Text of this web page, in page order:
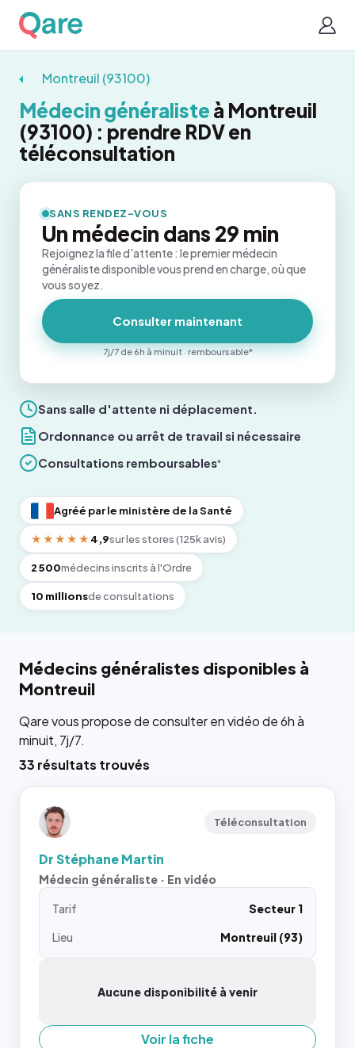
Montreuil (93100)
Médecin généraliste à Montreuil
(93100) : prendre RDV en
téléconsultation
Sans salle d'attente ni déplacement.
Ordonnance ou arrêt de travail si nécessaire
Consultations remboursables*
Agréé par le ministère de la Santé
★★★★★ 4,9sur les stores (125k avis)
2 500médecins inscrits à l'Ordre
10 millionsde consultations
SANS RENDEZ-VOUS
Un médecin dans 29 min
Rejoignez la file d'attente : le premier médecin
généraliste disponible vous prend en charge, où que
vous soyez.
Consulter maintenant
7j/7 de 6h à minuit · remboursable*
Médecins généralistes disponibles à
Montreuil
Qare vous propose de consulter en vidéo de 6h à
minuit, 7j/7.
33 résultats trouvés
Téléconsultation
Dr Stéphane Martin
Médecin généraliste · En vidéo
Tarif
Secteur 1
Lieu
Montreuil (93)
Aucune disponibilité à venir
Voir la fiche